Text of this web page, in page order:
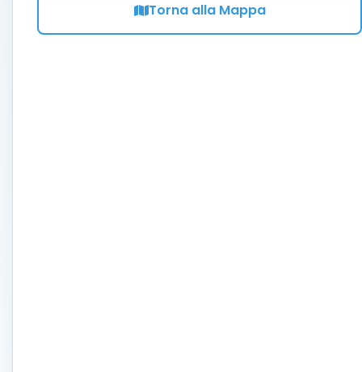
Torna alla Mappa